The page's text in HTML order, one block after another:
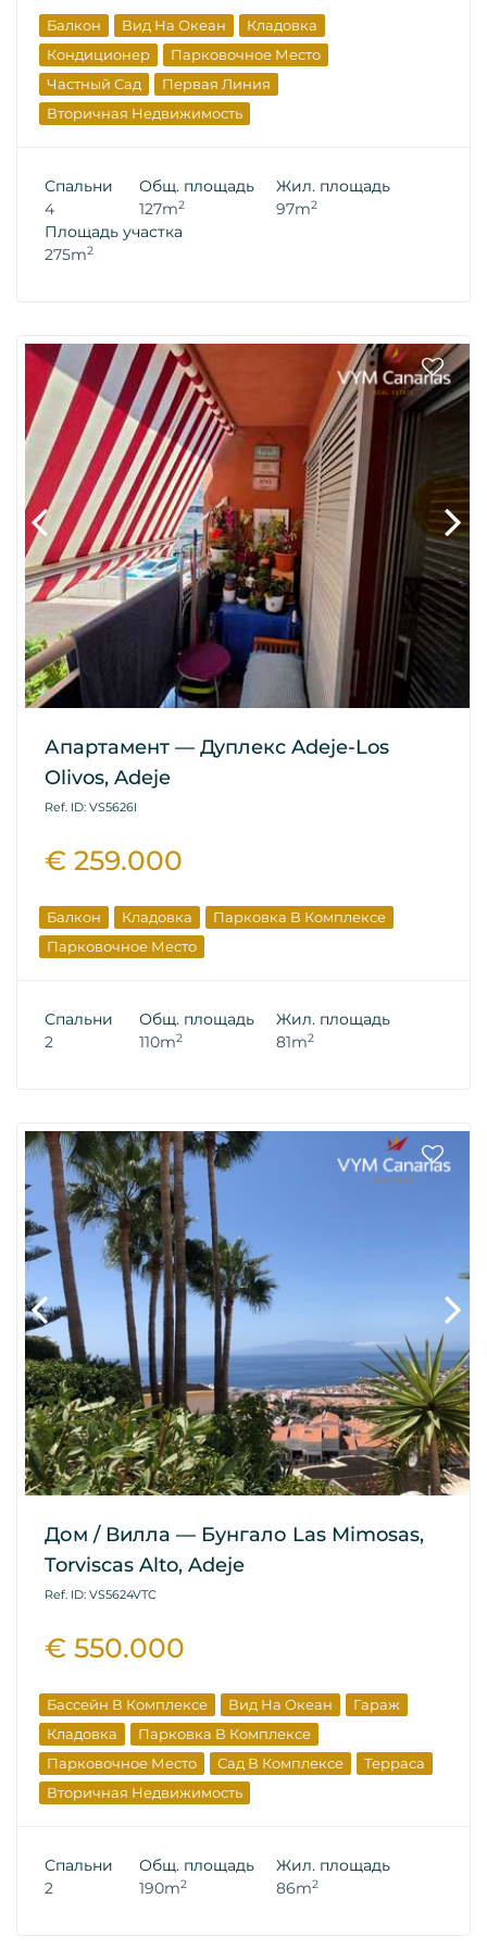
Балкон Вид На Океан
Кладовка
Кондиционер
Парковочное Место
Частный Сад
Первая Линия
Вторичная Недвижимость
Спальни
4
Общ. площадь
127m2
Жил. площадь
97m2
Площадь участка
275m2
Апартамент — Дуплекс Adeje-Los
Olivos, Adeje
Ref. ID: VS5626I
€ 259.000
Балкон Кладовка
Парковка В Комплексе
Парковочное Место
Спальни
2
Общ. площадь
110m2
Жил. площадь
81m2
Дом / Вилла — Бунгало Las Mimosas,
Torviscas Alto, Adeje
Ref. ID: VS5624VTC
€ 550.000
Бассейн В Комплексе Вид На Океан
Гараж
Кладовка
Парковка В Комплексе
Парковочное Место
Сад В Комплексе
Терраса
Вторичная Недвижимость
Спальни
2
Общ. площадь
190m2
Жил. площадь
86m2